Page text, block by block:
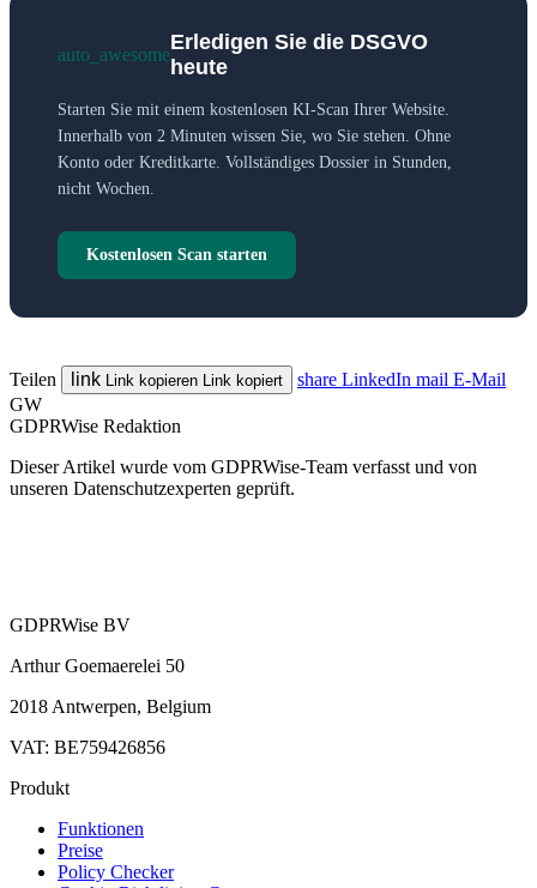
auto_awesome
Erledigen Sie die DSGVO
heute
Starten Sie mit einem kostenlosen KI-Scan Ihrer Website.
Innerhalb von 2 Minuten wissen Sie, wo Sie stehen. Ohne
Konto oder Kreditkarte. Vollständiges Dossier in Stunden,
nicht Wochen.
Kostenlosen Scan starten
Teilen link Link kopieren Link kopiert share LinkedIn mail E-Mail
GW
GDPRWise Redaktion
Dieser Artikel wurde vom GDPRWise-Team verfasst und von
unseren Datenschutzexperten geprüft.
GDPRWise BV
Arthur Goemaerelei 50
2018 Antwerpen, Belgium
VAT: BE759426856
Produkt
Funktionen
Preise
Policy Checker